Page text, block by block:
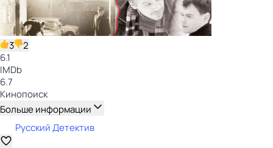
3
2
6.1
IMDb
6.7
Кинопоиск
Больше информации
Русский Детектив